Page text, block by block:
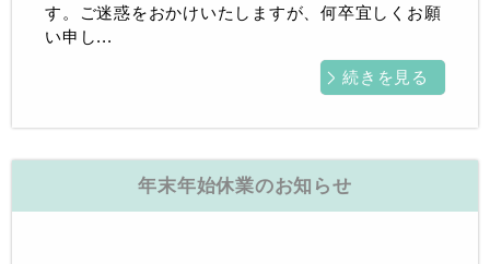
す。ご迷惑をおかけいたしますが、何卒宜しくお願
い申し...
続きを見る
年末年始休業のお知らせ